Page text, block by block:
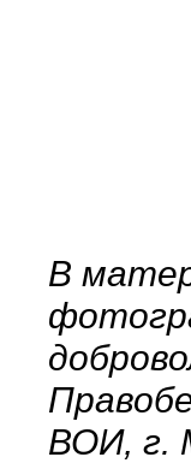
В
ВОИ, г.